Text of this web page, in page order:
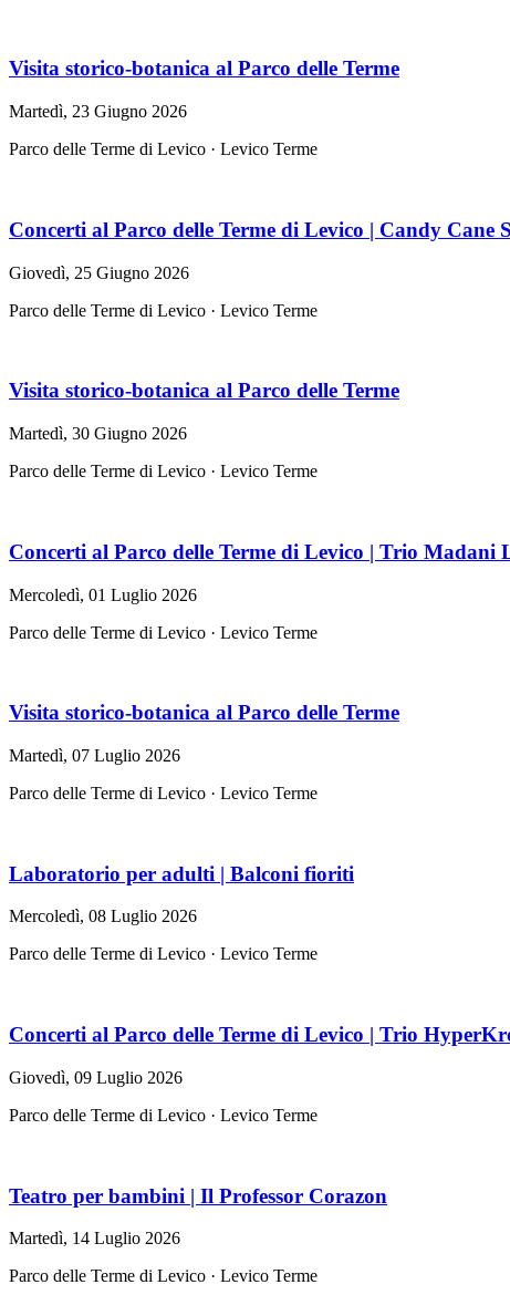
Visita storico-botanica al Parco delle Terme
Martedì, 23 Giugno 2026
Parco delle Terme di Levico · Levico Terme
Concerti al Parco delle Terme di Levico | Candy Cane
Giovedì, 25 Giugno 2026
Parco delle Terme di Levico · Levico Terme
Visita storico-botanica al Parco delle Terme
Martedì, 30 Giugno 2026
Parco delle Terme di Levico · Levico Terme
Concerti al Parco delle Terme di Levico | Trio Madani
Mercoledì, 01 Luglio 2026
Parco delle Terme di Levico · Levico Terme
Visita storico-botanica al Parco delle Terme
Martedì, 07 Luglio 2026
Parco delle Terme di Levico · Levico Terme
Laboratorio per adulti | Balconi fioriti
Mercoledì, 08 Luglio 2026
Parco delle Terme di Levico · Levico Terme
Concerti al Parco delle Terme di Levico | Trio
Giovedì, 09 Luglio 2026
Parco delle Terme di Levico · Levico Terme
Teatro per bambini | Il Professor Corazon
Martedì, 14 Luglio 2026
Parco delle Terme di Levico · Levico Terme